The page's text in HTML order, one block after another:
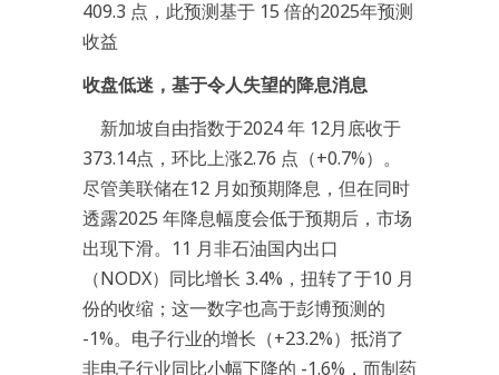
409.3 点，此预测基于 15 倍的2025年预测
收益
收盘低迷，基于令人失望的降息消息
新加坡自由指数于2024 年 12月底收于
373.14点，环比上涨2.76 点（+0.7%）。
尽管美联储在12 月如预期降息，但在同时
透露2025 年降息幅度会低于预期后，市场
出现下滑。11 月非石油国内出口
（NODX）同比增长 3.4%，扭转了于10 月
份的收缩；这一数字也高于彭博预测的
-1%。电子行业的增长（+23.2%）抵消了
非电子行业同比小幅下降的 -1.6%，而制药